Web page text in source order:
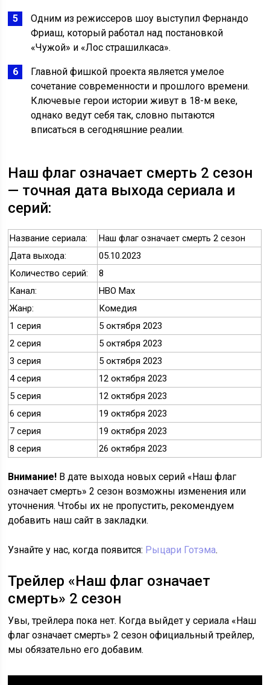
Одним из режиссеров шоу выступил Фернандо
Фриаш, который работал над постановкой
«Чужой» и «Лос страшилкаса».
Главной фишкой проекта является умелое
сочетание современности и прошлого времени.
Ключевые герои истории живут в 18-м веке,
однако ведут себя так, словно пытаются
вписаться в сегодняшние реалии.
Наш флаг означает смерть 2 сезон
— точная дата выхода сериала и
серий:
Название сериала:
Наш флаг означает смерть 2 сезон
Дата выхода:
05.10.2023
Количество серий:
8
Канал:
HBO Max
Жанр:
Комедия
1 серия
5 октября 2023
2 серия
5 октября 2023
3 серия
5 октября 2023
4 серия
12 октября 2023
5 серия
12 октября 2023
6 серия
19 октября 2023
7 серия
19 октября 2023
8 серия
26 октября 2023
Внимание! В дате выхода новых серий «Наш флаг
означает смерть» 2 сезон возможны изменения или
уточнения. Чтобы их не пропустить, рекомендуем
добавить наш сайт в закладки.
Узнайте у нас, когда появится: Рыцари Готэма.
Трейлер «Наш флаг означает
смерть» 2 сезон
Увы, трейлера пока нет. Когда выйдет у сериала «Наш
флаг означает смерть» 2 сезон официальный трейлер,
мы обязательно его добавим.